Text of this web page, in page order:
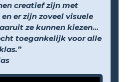
creatief zijn met
er zijn zoveel visuele
ze kunnen kiezen...
toegankelijk voor alle